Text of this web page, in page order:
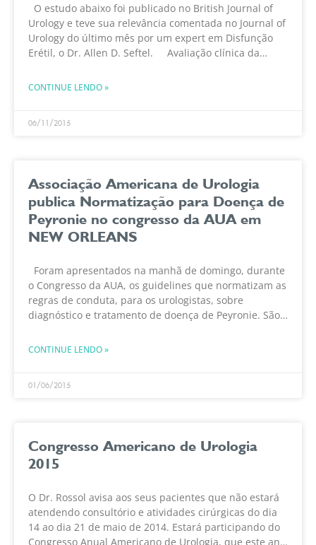
O estudo abaixo foi publicado no British Journal of
Urology e teve sua relevância comentada no Journal of
Urology do último mês por um expert em Disfunção
Erétil, o Dr. Allen D. Seftel. Avaliação clínica da
CONTINUE LENDO »
06/11/2015
Associação Americana de Urologia
publica Normatização para Doença de
Peyronie no congresso da AUA em
NEW ORLEANS
Foram apresentados na manhã de domingo, durante
o Congresso da AUA, os guidelines que normatizam as
regras de conduta, para os urologistas, sobre
diagnóstico e tratamento de doença de Peyronie. São
CONTINUE LENDO »
01/06/2015
Congresso Americano de Urologia
2015
O Dr. Rossol avisa aos seus pacientes que não estará
atendendo consultório e atividades cirúrgicas do dia
14 ao dia 21 de maio de 2014. Estará participando do
Congresso Anual Americano de Urologia, que este ano